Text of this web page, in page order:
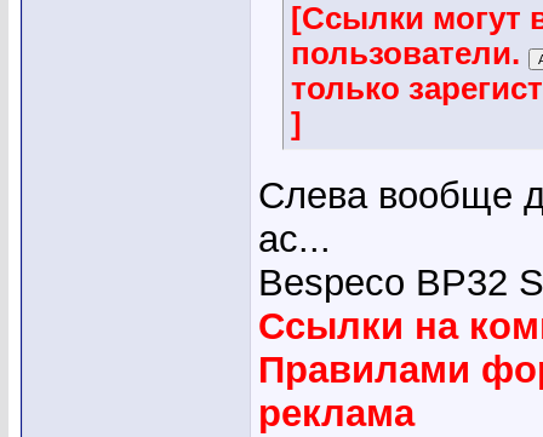
[Ссылки могут
пользователи.
только
]
Слева вообще
ас...
Bespeco BP32
Ссылки на
Правилами
реклама